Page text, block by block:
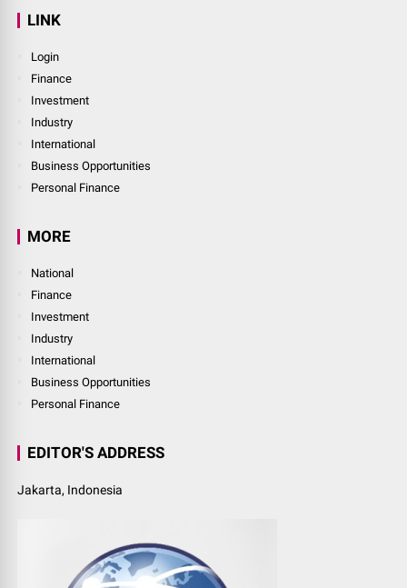
LINK
Login
Finance
Investment
Industry
International
Business Opportunities
Personal Finance
MORE
National
Finance
Investment
Industry
International
Business Opportunities
Personal Finance
EDITOR'S ADDRESS
Jakarta, Indonesia